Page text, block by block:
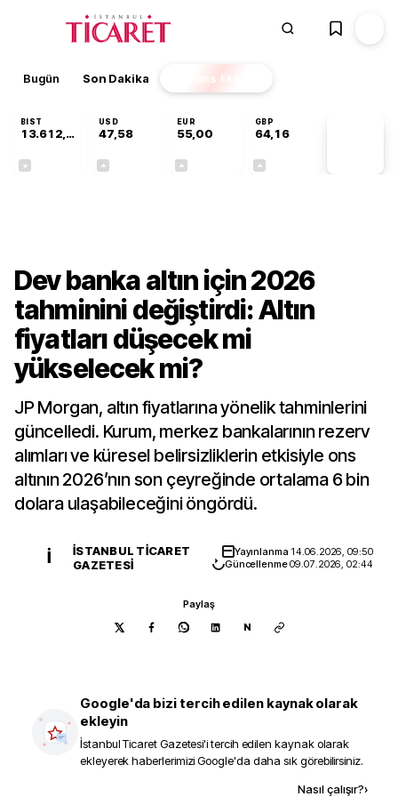
Bugün Son Dakika Finans EKSTRA
BIST
13.612,74
USD
47,58
EUR
55,00
GBP
64,16
Dev banka altın için 2026
tahminini değiştirdi: Altın
fiyatları düşecek mi
yükselecek mi?
JP Morgan, altın fiyatlarına yönelik tahminlerini
güncelledi. Kurum, merkez bankalarının rezerv
alımları ve küresel belirsizliklerin etkisiyle ons
altının 2026’nın son çeyreğinde ortalama 6 bin
dolara ulaşabileceğini öngördü.
İ
İSTANBUL TICARET
GAZETESI
Yayınlanma 14.06.2026, 09:50
Güncellenme09.07.2026, 02:44
Paylaş
N
Google'da bizi tercih edilen kaynak olarak
ekleyin
İstanbul Ticaret Gazetesi'i tercih edilen kaynak olarak
ekleyerek haberlerimizi Google'da daha sık görebilirsiniz.
Nasıl çalışır?›